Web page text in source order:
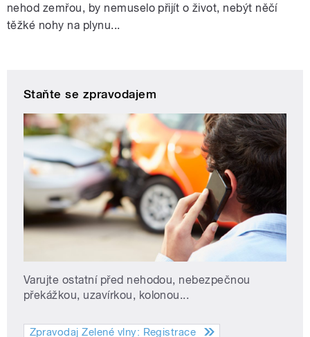
nehod zemřou, by nemuselo přijít o život, nebýt něčí
těžké nohy na plynu...
Staňte se zpravodajem
Varujte ostatní před nehodou, nebezpečnou
překážkou, uzavírkou, kolonou...
Zpravodaj Zelené vlny: Registrace